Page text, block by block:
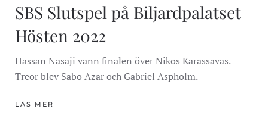
SBS Slutspel på Biljardpalatset
Hösten 2022
Hassan Nasaji vann finalen över Nikos Karassavas.
Treor blev Sabo Azar och Gabriel Aspholm.
LÄS MER